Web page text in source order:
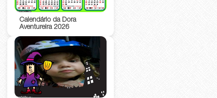
Calendário da Dora
Aventureira 2026